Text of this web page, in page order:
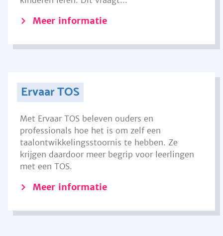
Meer informatie
Ervaar TOS
Met Ervaar TOS beleven ouders en
professionals hoe het is om zelf een
taalontwikkelingsstoornis te hebben. Ze
krijgen daardoor meer begrip voor leerlingen
met een TOS.
Meer informatie